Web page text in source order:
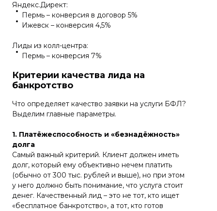
Что определяет качество заявки на услуги БФЛ?
Выделим главные параметры.
1. Платёжеспособность и «безнадёжность»
долга
Самый важный критерий. Клиент должен иметь
долг, который ему объективно нечем платить
(обычно от 300 тыс. рублей и выше), но при этом
у него должно быть понимание, что услуга стоит
денег. Качественный лид – это не тот, кто ищет
«бесплатное банкротство», а тот, кто готов
Критерии качества лида на
банкротство
Яндекс.Директ:
Пермь – конверсия в договор 5%
Ижевск – конверсия 4,5%
Лиды из колл-центра:
Пермь – конверсия 7%